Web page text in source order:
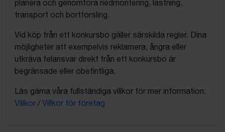
planera och genomföra nedmontering, lastning,
transport och bortforsling.
Vid köp från ett konkursbo gäller särskilda regler. Dina
möjligheter att exempelvis reklamera, ångra eller
utkräva felansvar direkt från ett konkursbo är
begränsade eller obefintliga.
Läs gärna våra fullständiga villkor för mer information:
Villkor / Villkor för företag